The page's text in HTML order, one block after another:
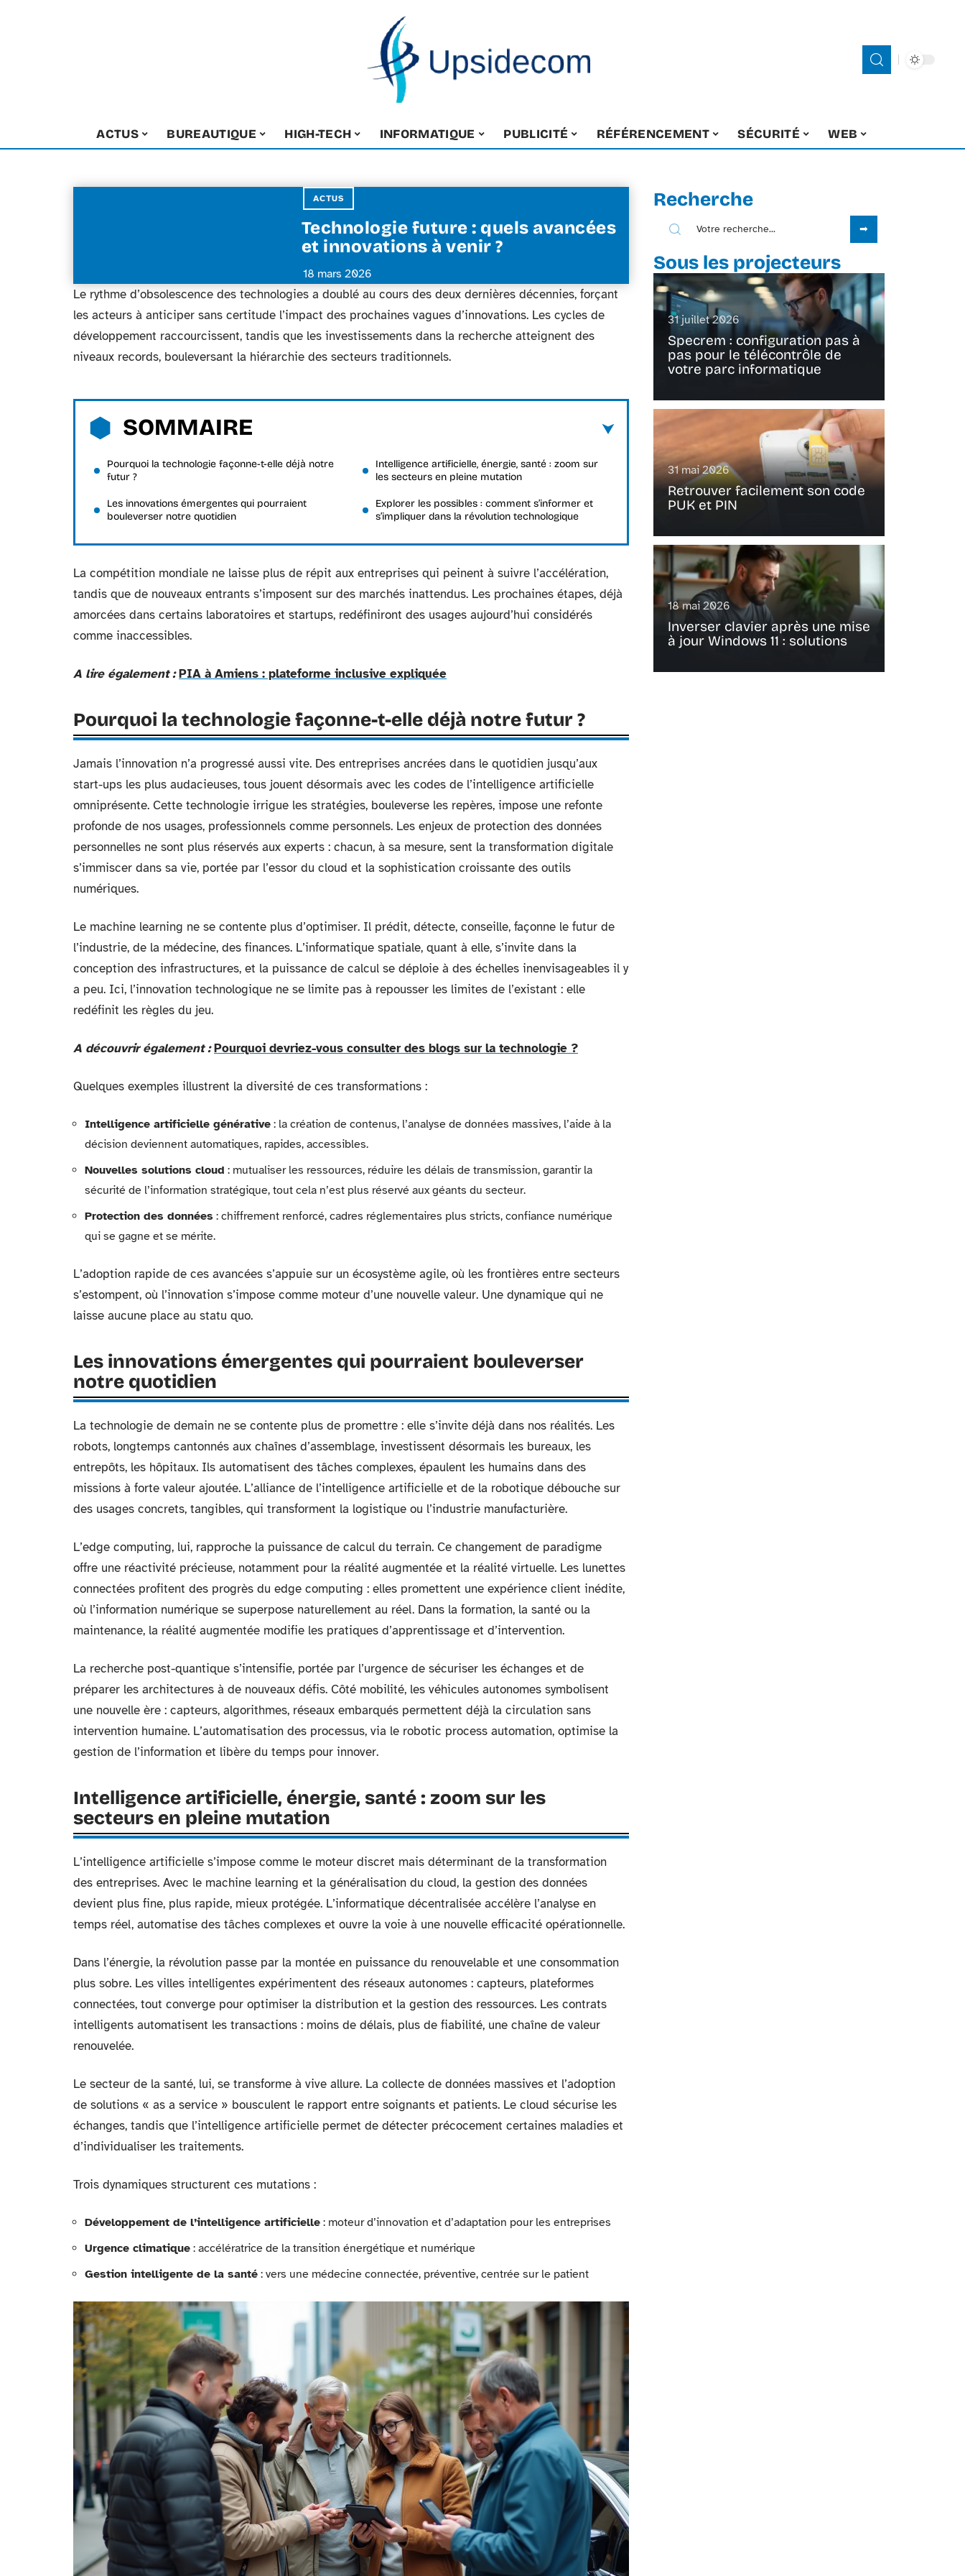
ACTUS BUREAUTIQUE HIGH-TECH INFORMATIQUE PUBLICITÉ RÉFÉRENCEMENT SÉCURITÉ WEB
ACTUS
Technologie future : quels avancées
et innovations à venir ?
18 mars 2026
Le rythme d’obsolescence des technologies a doublé au cours des deux dernières décennies, forçant
les acteurs à anticiper sans certitude l’impact des prochaines vagues d’innovations. Les cycles de
développement raccourcissent, tandis que les investissements dans la recherche atteignent des
niveaux records, bouleversant la hiérarchie des secteurs traditionnels.
SOMMAIRE
Pourquoi la technologie façonne-t-elle déjà notre
futur ?
Les innovations émergentes qui pourraient
bouleverser notre quotidien
Intelligence artificielle, énergie, santé : zoom sur
les secteurs en pleine mutation
Explorer les possibles : comment s’informer et
s’impliquer dans la révolution technologique
La compétition mondiale ne laisse plus de répit aux entreprises qui peinent à suivre l’accélération,
tandis que de nouveaux entrants s’imposent sur des marchés inattendus. Les prochaines étapes, déjà
amorcées dans certains laboratoires et startups, redéfiniront des usages aujourd’hui considérés
comme inaccessibles.
A lire également : PIA à Amiens : plateforme inclusive expliquée
Pourquoi la technologie façonne-t-elle déjà notre futur ?
Jamais l’innovation n’a progressé aussi vite. Des entreprises ancrées dans le quotidien jusqu’aux
start-ups les plus audacieuses, tous jouent désormais avec les codes de l’intelligence artificielle
omniprésente. Cette technologie irrigue les stratégies, bouleverse les repères, impose une refonte
profonde de nos usages, professionnels comme personnels. Les enjeux de protection des données
personnelles ne sont plus réservés aux experts : chacun, à sa mesure, sent la transformation digitale
s’immiscer dans sa vie, portée par l’essor du cloud et la sophistication croissante des outils
numériques.
Le machine learning ne se contente plus d’optimiser. Il prédit, détecte, conseille, façonne le futur de
l’industrie, de la médecine, des finances. L’informatique spatiale, quant à elle, s’invite dans la
conception des infrastructures, et la puissance de calcul se déploie à des échelles inenvisageables il y
a peu. Ici, l’innovation technologique ne se limite pas à repousser les limites de l’existant : elle
redéfinit les règles du jeu.
A découvrir également : Pourquoi devriez-vous consulter des blogs sur la technologie ?
Quelques exemples illustrent la diversité de ces transformations :
Intelligence artificielle générative : la création de contenus, l’analyse de données massives, l’aide à la
décision deviennent automatiques, rapides, accessibles.
Nouvelles solutions cloud : mutualiser les ressources, réduire les délais de transmission, garantir la
sécurité de l’information stratégique, tout cela n’est plus réservé aux géants du secteur.
Protection des données : chiffrement renforcé, cadres réglementaires plus stricts, confiance numérique
qui se gagne et se mérite.
L’adoption rapide de ces avancées s’appuie sur un écosystème agile, où les frontières entre secteurs
s’estompent, où l’innovation s’impose comme moteur d’une nouvelle valeur. Une dynamique qui ne
laisse aucune place au statu quo.
Les innovations émergentes qui pourraient bouleverser
notre quotidien
La technologie de demain ne se contente plus de promettre : elle s’invite déjà dans nos réalités. Les
robots, longtemps cantonnés aux chaînes d’assemblage, investissent désormais les bureaux, les
entrepôts, les hôpitaux. Ils automatisent des tâches complexes, épaulent les humains dans des
missions à forte valeur ajoutée. L’alliance de l’intelligence artificielle et de la robotique débouche sur
des usages concrets, tangibles, qui transforment la logistique ou l’industrie manufacturière.
L’edge computing, lui, rapproche la puissance de calcul du terrain. Ce changement de paradigme
offre une réactivité précieuse, notamment pour la réalité augmentée et la réalité virtuelle. Les lunettes
connectées profitent des progrès du edge computing : elles promettent une expérience client inédite,
où l’information numérique se superpose naturellement au réel. Dans la formation, la santé ou la
maintenance, la réalité augmentée modifie les pratiques d’apprentissage et d’intervention.
La recherche post-quantique s’intensifie, portée par l’urgence de sécuriser les échanges et de
préparer les architectures à de nouveaux défis. Côté mobilité, les véhicules autonomes symbolisent
une nouvelle ère : capteurs, algorithmes, réseaux embarqués permettent déjà la circulation sans
intervention humaine. L’automatisation des processus, via le robotic process automation, optimise la
gestion de l’information et libère du temps pour innover.
Intelligence artificielle, énergie, santé : zoom sur les
secteurs en pleine mutation
L’intelligence artificielle s’impose comme le moteur discret mais déterminant de la transformation
des entreprises. Avec le machine learning et la généralisation du cloud, la gestion des données
devient plus fine, plus rapide, mieux protégée. L’informatique décentralisée accélère l’analyse en
temps réel, automatise des tâches complexes et ouvre la voie à une nouvelle efficacité opérationnelle.
Dans l’énergie, la révolution passe par la montée en puissance du renouvelable et une consommation
plus sobre. Les villes intelligentes expérimentent des réseaux autonomes : capteurs, plateformes
connectées, tout converge pour optimiser la distribution et la gestion des ressources. Les contrats
intelligents automatisent les transactions : moins de délais, plus de fiabilité, une chaîne de valeur
renouvelée.
Le secteur de la santé, lui, se transforme à vive allure. La collecte de données massives et l’adoption
de solutions « as a service » bousculent le rapport entre soignants et patients. Le cloud sécurise les
échanges, tandis que l’intelligence artificielle permet de détecter précocement certaines maladies et
d’individualiser les traitements.
Trois dynamiques structurent ces mutations :
Développement de l’intelligence artificielle : moteur d’innovation et d’adaptation pour les entreprises
Urgence climatique : accélératrice de la transition énergétique et numérique
Gestion intelligente de la santé : vers une médecine connectée, préventive, centrée sur le patient
Recherche
Sous les projecteurs
31 juillet 2026
Specrem : configuration pas à
pas pour le télécontrôle de
votre parc informatique
31 mai 2026
Retrouver facilement son code
PUK et PIN
18 mai 2026
Inverser clavier après une mise
à jour Windows 11 : solutions